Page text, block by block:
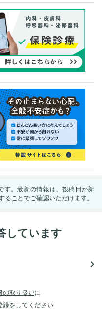
す。最新の情報は、投稿日が新
ることでご確認いただけます。
しています
navigate_next
の取り扱いに
録をしてください